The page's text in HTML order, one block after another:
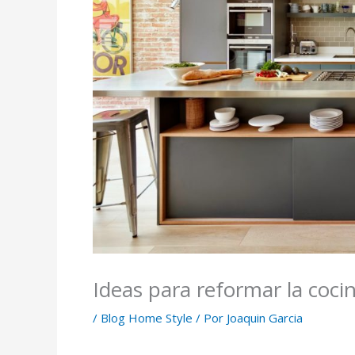
Ideas para reformar la
/ Blog Home Style / Por Joaquin Garcia